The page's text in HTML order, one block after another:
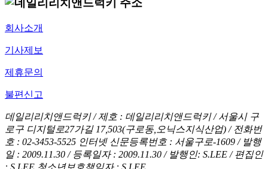
회사소개
기사제보
제휴문의
불편신고
데일리리치앤드럭키 / 제호 : 데일리리치앤드럭키 /서울시 구
로구 디지털로27가길 17,503(구로동,오닉스지식산업) / 전화번
호 : 02-3453-5525 인터넷 신문등록번호 : 서울구로-1609 / 발행
일 : 2009.11.30 / 등록일자 : 2009.11.30 / 발행인: S.LEE / 편집인
: S.LEE 청소년보호책임자 : S.LEE